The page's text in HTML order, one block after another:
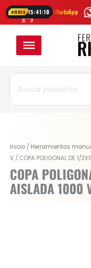
OFERTA 15:41:09
porWhatsApp
contenido
Búsqueda
productos
Inicio / Herramientas
V / COPA POLIGONAL DE 1/
COPA
AISLADA 1000
COPA
POLIGONAL
DE
1/2X18MM
AISLADA